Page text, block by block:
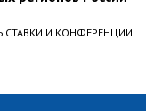
И КОНФЕРЕНЦИИ